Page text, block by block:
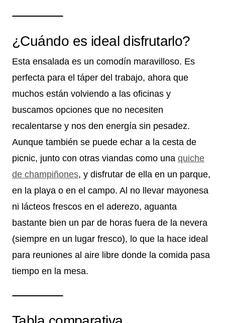
¿Cuándo es ideal disfrutarlo?
Esta ensalada es un comodín maravilloso. Es
perfecta para el táper del trabajo, ahora que
muchos están volviendo a las oficinas y
buscamos opciones que no necesiten
recalentarse y nos den energía sin pesadez.
Aunque también se puede echar a la cesta de
picnic, junto con otras viandas como una quiche
de champiñones, y disfrutar de ella en un parque,
en la playa o en el campo. Al no llevar mayonesa
ni lácteos frescos en el aderezo, aguanta
bastante bien un par de horas fuera de la nevera
(siempre en un lugar fresco), lo que la hace ideal
para reuniones al aire libre donde la comida pasa
tiempo en la mesa.